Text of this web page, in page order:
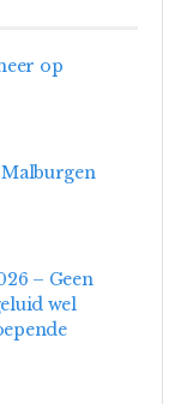
op
– Geen
wel